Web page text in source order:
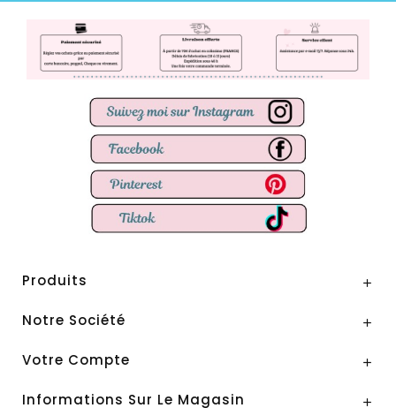
Produits 
Notre Société 
Votre Compte 
Informations Sur Le Magasin 